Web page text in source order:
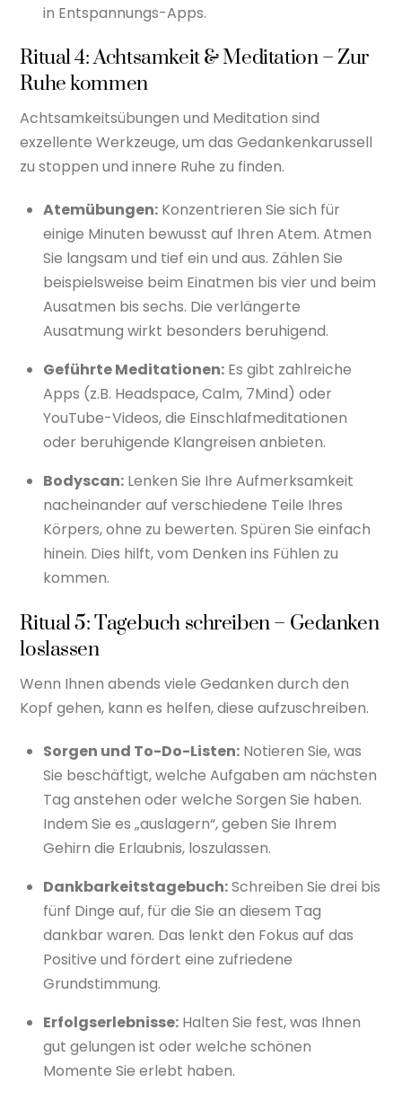
in Entspannungs-Apps.
Ritual 4: Achtsamkeit & Meditation – Zur
Ruhe kommen
Achtsamkeitsübungen und Meditation sind
exzellente Werkzeuge, um das Gedankenkarussell
zu stoppen und innere Ruhe zu finden.
Atemübungen: Konzentrieren Sie sich für
einige Minuten bewusst auf Ihren Atem. Atmen
Sie langsam und tief ein und aus. Zählen Sie
beispielsweise beim Einatmen bis vier und beim
Ausatmen bis sechs. Die verlängerte
Ausatmung wirkt besonders beruhigend.
Geführte Meditationen: Es gibt zahlreiche
Apps (z.B. Headspace, Calm, 7Mind) oder
YouTube-Videos, die Einschlafmeditationen
oder beruhigende Klangreisen anbieten.
Bodyscan: Lenken Sie Ihre Aufmerksamkeit
nacheinander auf verschiedene Teile Ihres
Körpers, ohne zu bewerten. Spüren Sie einfach
hinein. Dies hilft, vom Denken ins Fühlen zu
kommen.
Ritual 5: Tagebuch schreiben – Gedanken
loslassen
Wenn Ihnen abends viele Gedanken durch den
Kopf gehen, kann es helfen, diese aufzuschreiben.
Sorgen und To-Do-Listen: Notieren Sie, was
Sie beschäftigt, welche Aufgaben am nächsten
Tag anstehen oder welche Sorgen Sie haben.
Indem Sie es „auslagern“, geben Sie Ihrem
Gehirn die Erlaubnis, loszulassen.
Dankbarkeitstagebuch:Schreiben Sie drei bis
fünf Dinge auf, für die Sie an diesem Tag
dankbar waren. Das lenkt den Fokus auf das
Positive und fördert eine zufriedene
Grundstimmung.
Erfolgserlebnisse: Halten Sie fest, was Ihnen
gut gelungen ist oder welche schönen
Momente Sie erlebt haben.